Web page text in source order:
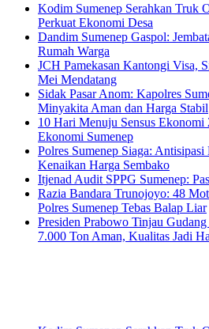
Kodim Sumenep Serahkan Truk
Perkuat Ekonomi Desa
Dandim Sumenep Gaspol:
Rumah Warga
JCH Pamekasan Kantongi Visa,
Mei Mendatang
Sidak Pasar Anom: Kapolres
Minyakita Aman dan Harga Stabil
10 Hari Menuju Sensus
Ekonomi Sumenep
Polres Sumenep Siaga:
Kenaikan Harga Sembako
Itjenad Audit SPPG Sumenep:
Razia Bandara Trunojoyo: 48
Polres Sumenep Tebas Balap Liar
Presiden Prabowo Tinjau
7.000 Ton Aman, Kualitas Jadi